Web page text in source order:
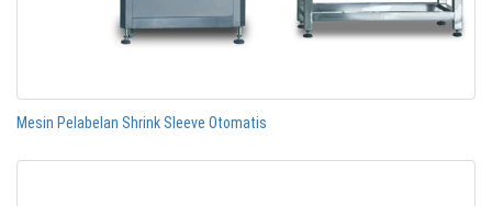
Mesin Pelabelan Shrink Sleeve Otomatis